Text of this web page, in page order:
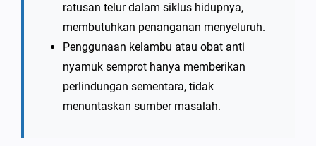
ratusan telur dalam siklus hidupnya,
membutuhkan penanganan menyeluruh.
Penggunaan kelambu atau obat anti
nyamuk semprot hanya memberikan
perlindungan sementara, tidak
menuntaskan sumber masalah.